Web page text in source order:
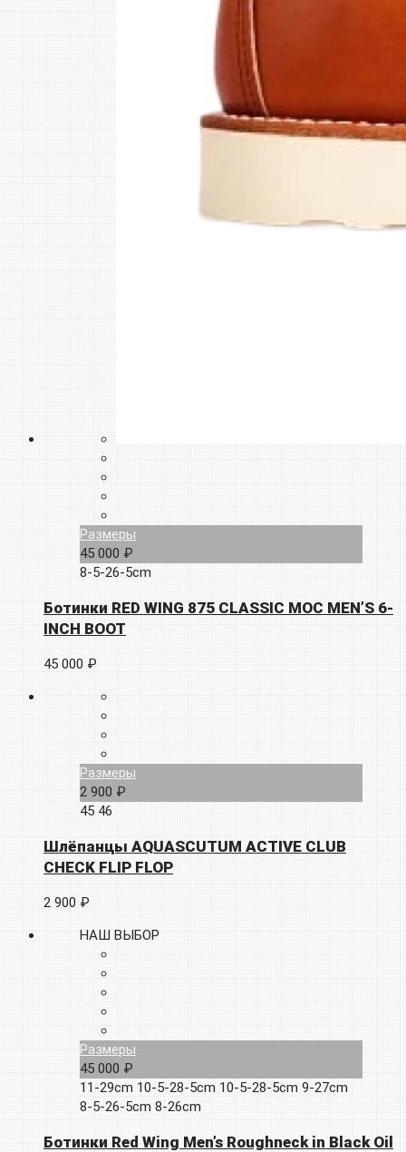
Размеры
45 000 ₽
8-5-26-5cm
Ботинки RED WING 875 CLASSIC MOC MEN’S 6-
INCH BOOT
45 000 ₽
Размеры
2 900 ₽
45 46
Шлёпанцы AQUASCUTUM ACTIVE CLUB
CHECK FLIP FLOP
2 900 ₽
НАШ ВЫБОР
Размеры
45 000 ₽
11-29cm 10-5-28-5cm 10-5-28-5cm 9-27cm
8-5-26-5cm 8-26cm
Ботинки Red Wing Men’s Roughneck in Black Oil